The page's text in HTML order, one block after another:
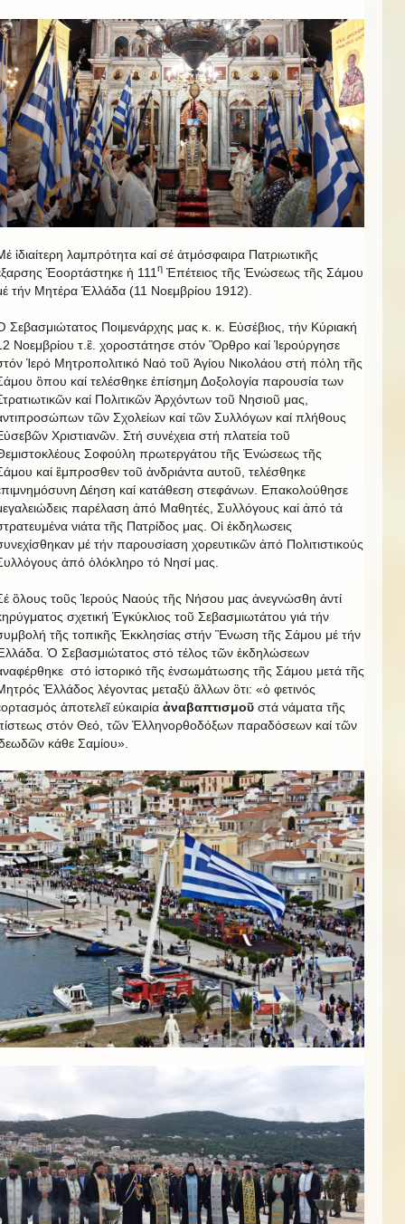
ἰδιαίτερη λαμπρότητα καί σέ ἀτμόσφαιρα Πατριωτικῆς
Ἑοορτάστηκε ἡ 111 η Ἐπέτειος τῆς Ἑνώσεως τῆς Σάμου
τήν Μητέρα Ἑλλάδα (11 Νοεμβρίου 1912).
Σεβασμιώτατος Ποιμενάρχης μας κ. κ. Εὐσέβιος, τήν Κύριακή
Νοεμβρίου τ.ἒ. χοροστάτησε στόν Ὂρθρο καί Ἱερούργησε
Ἱερό Μητροπολιτικό Ναό τοῦ Ἁγίου Νικολάου στή πόλη τῆς
ὃπου καί τελέσθηκε ἐπίσημη Δοξολογία παρουσία των
καί Πολιτικῶν Ἀρχόντων τοῦ Νησιοῦ μας,
τῶν Σχολείων καί τῶν Συλλόγων καί πλήθους
Χριστιανῶν. Στή συνέχεια στή πλατεία τοῦ
Σοφούλη πρωτεργάτου τῆς Ἐνώσεως τῆς
καί ἒμπροσθεν τοῦ ἁνδριάντα αυτοῦ, τελέσθηκε
Δέηση καί κατάθεση στεφάνων. Επακολούθησε
παρέλαση ἀπό Μαθητές, Συλλόγους καί ἀπό τά
νιάτα τῆς Πατρίδος μας. Οἱ ἐκδηλωσεις
μέ τήν παρουσίαση χορευτικῶν ἀπό Πολιτιστικούς
ἀπό ὁλόκληρο τό Νησί μας.
ὃλους τοῦς Ἱερούς Ναούς τῆς Νήσου μας ἀνεγνώσθη ἀντί
σχετική Ἑγκύκλιος τοῦ Σεβασμιωτάτου γιά τήν
τῆς τοπικῆς Ἐκκλησίας στήν Ἓνωση τῆς Σάμου μέ τήν
Ὁ Σεβασμιώτατος στό τέλος τῶν ἐκδηλώσεων
στό ἱστορικό τῆς ἐνσωμάτωσης τῆς Σάμου μετά τῆς
Ἑλλάδος λέγοντας μεταξύ ἂλλων ὃτι: «ὁ φετινός
ἀποτελεῖ εὐκαιρία ἀναβαπτισμοῦ στά νάματα τῆς
στόν Θεό, τῶν Ἑλληνορθοδόξων παραδόσεων καί τῶν
κάθε Σαμίου».